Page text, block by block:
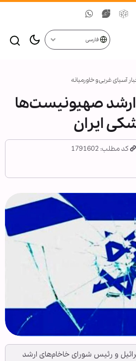
فارسی
آسیای غربی و خاورمیانه
ارشد صهیونیست‌ها
ایران
کد مطلب: 1791602
و رئیس شورای خاخام‌های ارشد